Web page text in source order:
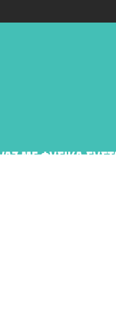
ΜΕ ΦΥΣΙΚΆ